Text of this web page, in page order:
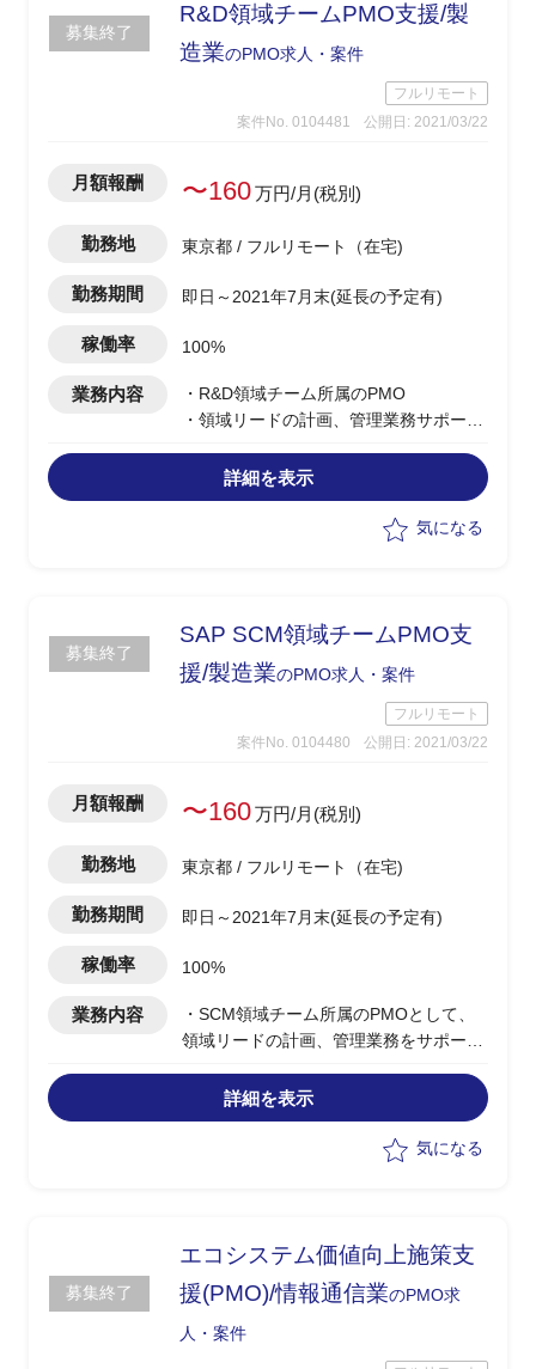
募集終了
R&D領域チームPMO支援/製
造業のPMO求人・案件
フルリモート
案件No. 0104481
公開日: 2021/03/22
月額報酬 〜160万円/月(税別)
勤務地 東京都 / フルリモート（在宅)
勤務期間 即日～2021年7月末(延長の予定有)
稼働率 100%
業務内容
・R&D領域チーム所属のPMO
・領域リードの計画、管理業務サポート
業務遂行アプローチをアライン
・会議のファシリテーション、進行をサ
詳細を表示
気になる
募集終了
SAP SCM領域チームPMO支
援/製造業のPMO求人・案件
フルリモート
案件No. 0104480
公開日: 2021/03/22
月額報酬 〜160万円/月(税別)
勤務地 東京都 / フルリモート（在宅)
勤務期間 即日～2021年7月末(延長の予定有)
稼働率 100%
業務内容
・SCM領域チーム所属のPMOとして、
領域リードの計画、管理業務をサポート
業務遂行アプローチをアライン
・領域横断論点等計画を整合する
・領域内でのリソース計画の策定サポー
詳細を表示
気になる
募集終了
エコシステム価値向上施策支
援(PMO)/情報通信業のPMO求
人・案件